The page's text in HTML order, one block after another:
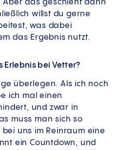
das geschieht dann
willst du gerne
was dabei
das Ergebnis nutzt.
Erlebnis bei Vetter?
überlegen. Als ich noch
ich mal einen
und zwar in
muss man sich so
uns im Reinraum eine
ein Countdown, und